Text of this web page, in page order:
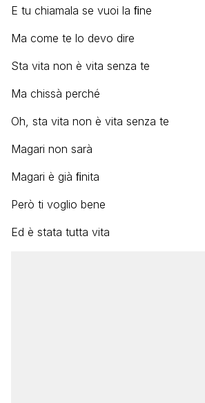
E tu chiamala se vuoi la ﬁne
Ma come te lo devo dire
Sta vita non è vita senza te
Ma chissà perché
Oh, sta vita non è vita senza te
Magari non sarà
Magari è già ﬁnita
Però ti voglio bene
Ed è stata tutta vita